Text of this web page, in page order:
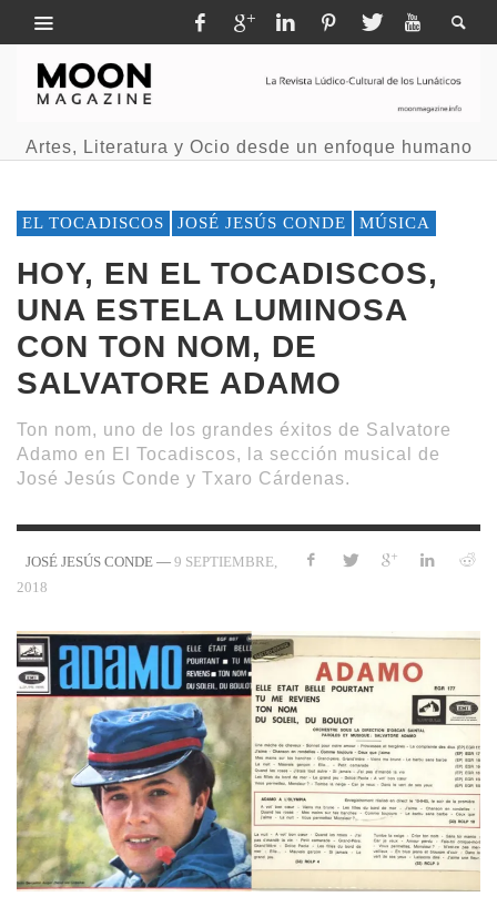
Artes, Literatura y Ocio desde un enfoque humano
EL TOCADISCOS JOSÉ JESÚS CONDE MÚSICA
HOY, EN EL TOCADISCOS,
UNA ESTELA LUMINOSA
CON TON NOM, DE
SALVATORE ADAMO
Ton nom, uno de los grandes éxitos de Salvatore
Adamo en El Tocadiscos, la sección musical de
José Jesús Conde y Txaro Cárdenas.
JOSÉ JESÚS CONDE — 9 SEPTIEMBRE,
2018